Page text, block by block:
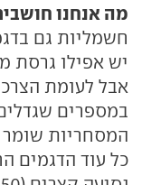
מה אנחנו
חשמליות גם
יש אפילו גרסת
אבל לעומת
במספרים
המסחריות שומר
כל עוד הדגמים